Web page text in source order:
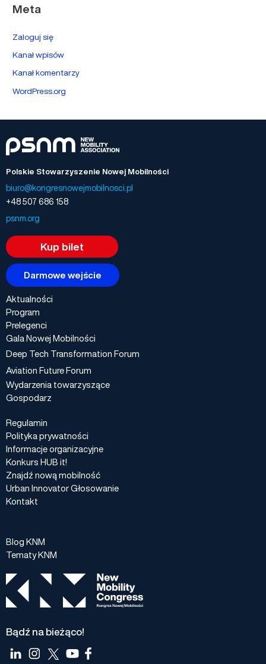
Meta
Zaloguj się
Kanał wpisów
Kanał komentarzy
WordPress.org
Polskie Stowarzyszenie Nowej Mobilności
biuro@kongresnowejmobilnosci.pl
+48 507 686 158
psnm.org
Kup bilet
Darmowe wejście
Aktualności
Program
Prelegenci
Gala Nowej Mobilności
Deep Tech Transformation Forum
Aviation Future Forum
Wydarzenia towarzyszące
Gospodarz
Regulamin
Polityka prywatności
Informacje organizacyjne
Konkurs HUB it!
Znajdź nową mobilność
Urban Innovator Głosowanie
Kontakt
Blog KNM
Tematy KNM
Bądź na bieżąco!